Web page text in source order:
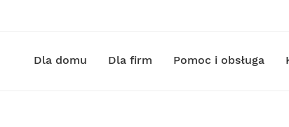
Dla domu Dla firm Pomoc i obsługa